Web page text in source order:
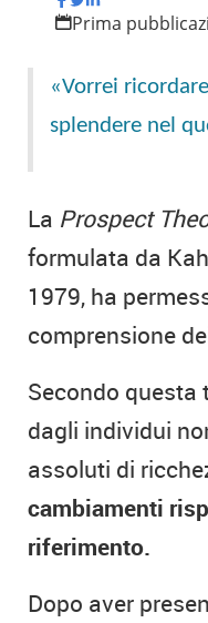
Prima
«Vorrei
splendere nel
La Prospect
formulata da
1979, ha
comprensione
Secondo questa
dagli individui
assoluti di
cambiamenti
riferimento.
Dopo aver